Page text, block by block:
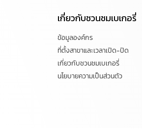
เกี่ยวกับชวนชมเบเกอรี่
ข้อมูลองค์กร
ที่ตั้งสาขาและเวลาเปิด-ปิด
เกี่ยวกับชวนชมเบเกอรี่
นโยบายความเป็นส่วนตัว